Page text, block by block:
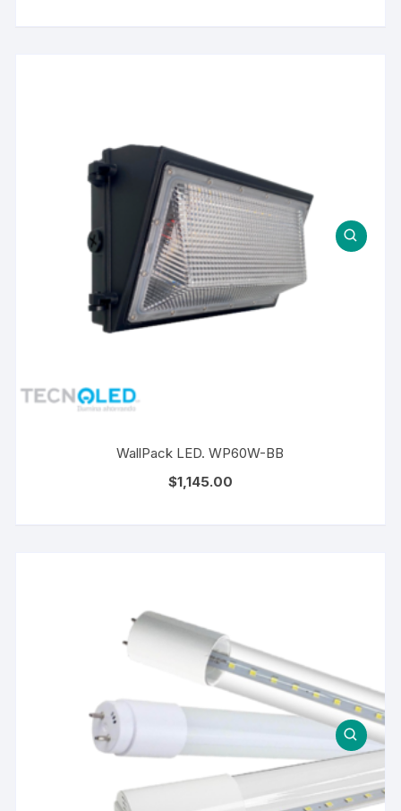
WallPack LED. WP60W-BB
$1,145.00